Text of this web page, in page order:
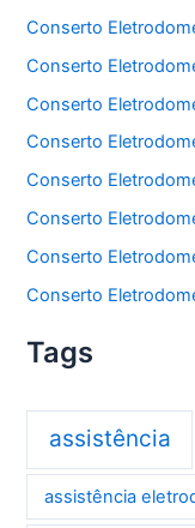
Conserto
Conserto
Conserto
Conserto
Conserto
Conserto
Conserto
Conserto
Tags
assistência
assistência